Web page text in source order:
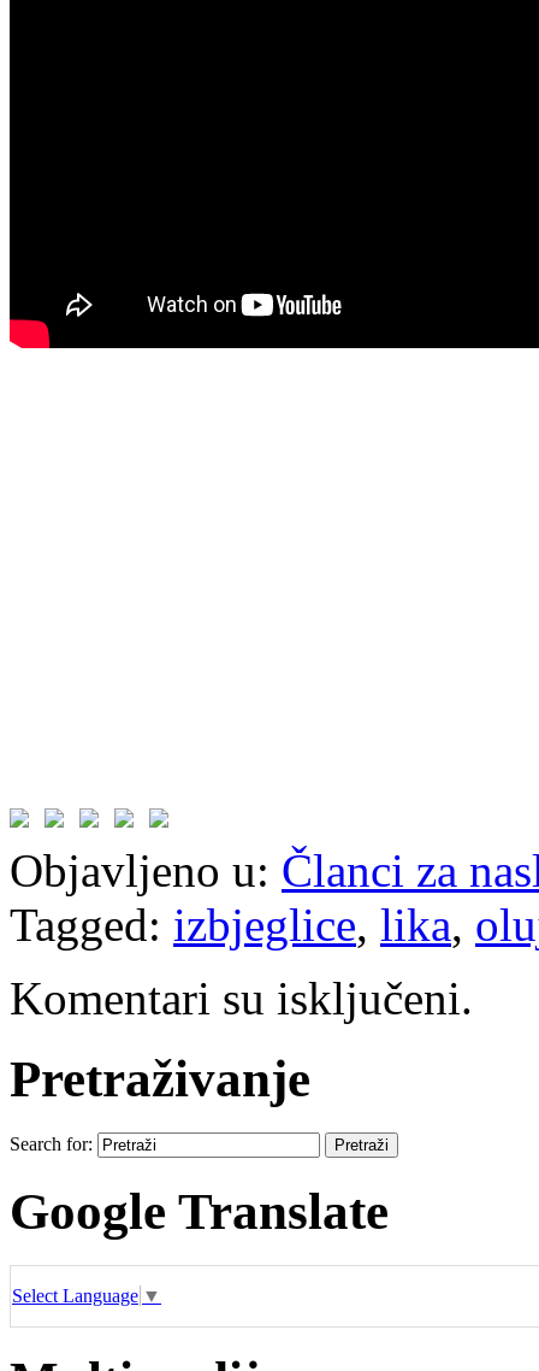
Objavljeno u: Članci za
Tagged: izbjeglice, lika,
Komentari su isključeni.
Pretraživanje
Search for:
Google Translate
Select Language ▼